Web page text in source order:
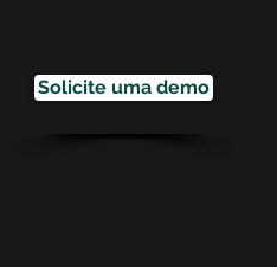
Solicite uma demo